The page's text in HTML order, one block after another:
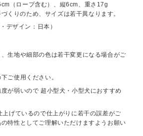
（ロープ含む）、縦6cm、重さ17g
くりのため、サイズは若干異なります。
デザイン：日本）
生地や細部の色は若干変更になる場合がご
ご使用ください。
が弱いので 超小型犬・小型犬におすすめ
上げているので仕上がりに若干の誤差がご
特性としてご理解いただけますようお願い